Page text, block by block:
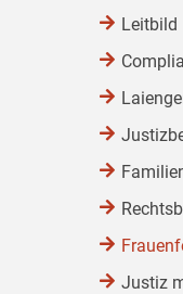
Leitbild
Justiz